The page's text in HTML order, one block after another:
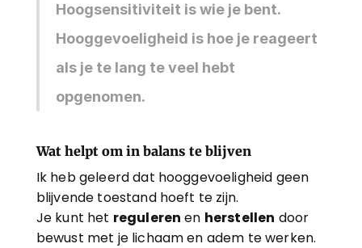
Hoogsensitiviteit is wie je bent.
Hooggevoeligheid is hoe je reageert
als je te lang te veel hebt
opgenomen.
Wat helpt om in balans te blijven
Ik heb geleerd dat hooggevoeligheid geen
blijvende toestand hoeft te zijn.
Je kunt het reguleren en herstellen door
bewust met je lichaam en adem te werken.